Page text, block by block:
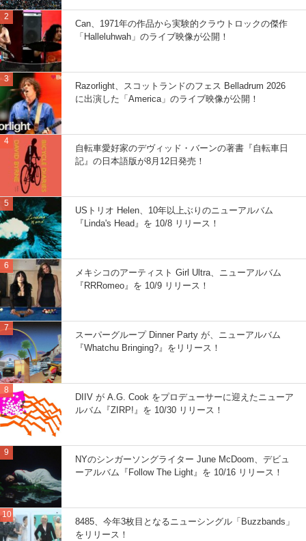
Can、1971年の作品から実験的クラウトロックの傑作
「Halleluhwah」のライブ映像が公開！
Razorlight、スコットランドのフェス Belladrum 2026
に出演した「America」のライブ映像が公開！
自転車愛好家のデヴィッド・バーンの著書『自転車日
記』の日本語版が8月12日発売！
USトリオ Helen、10年以上ぶりのニューアルバム
『Linda's Head』を 10/8 リリース！
メキシコのアーティスト Girl Ultra、ニューアルバム
『RRRomeo』を 10/9 リリース！
スーパーグループ Dinner Party が、ニューアルバム
『Whatchu Bringing?』をリリース！
DIIV が A.G. Cook をプロデューサーに迎えたニューア
ルバム『ZIRP!』を 10/30 リリース！
NYのシンガーソングライター June McDoom、デビュ
ーアルバム『Follow The Light』を 10/16 リリース！
8485、今年3枚目となるニューシングル「Buzzbands」
をリリース！